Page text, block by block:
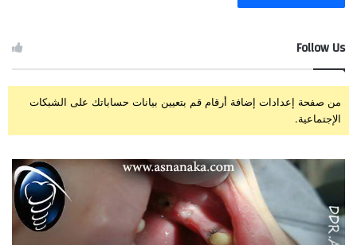
Follow Us
من صفحة إعدادات إضافة أرقام قم بتعيين بيانات حساباتك على الشبكات
الإجتماعية.
ع
ة